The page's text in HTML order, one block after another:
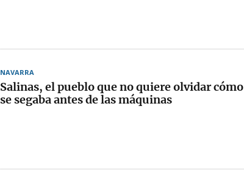
NAVARRA
Salinas, el pueblo que no quiere olvidar cómo
se segaba antes de las máquinas